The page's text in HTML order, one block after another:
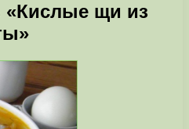
«Кислые щи из